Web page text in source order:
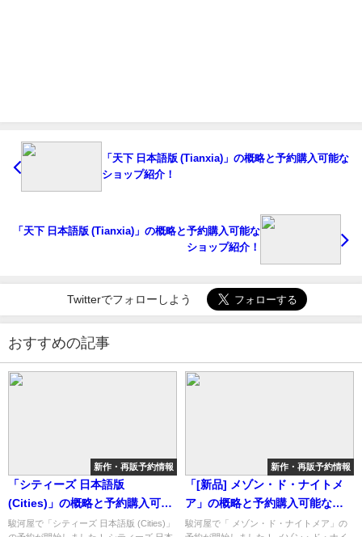
「天下 日本語版 (Tianxia)」の概略と予約購入可能な
ショップ紹介！
「天下 日本語版 (Tianxia)」の概略と予約購入可能な
ショップ紹介！
Twitterでフォローしよう
おすすめの記事
新作・再販予約情報
「シティーズ 日本語版
(Cities)」の概略と予約購入可能
なショップ紹介！
駿河屋で「シティーズ 日本語版 (Cities)」
新作・再販予約情報
「[新品] メゾン・ド・ナイトメ
ア」の概略と予約購入可能なシ
ョップ紹介！
駿河屋で「 メゾン・ド・ナイトメア」の